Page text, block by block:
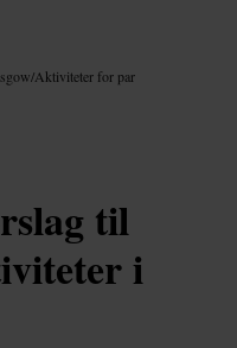
/Aktiviteter for par
til
i